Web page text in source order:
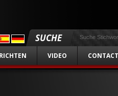
SUCHE
VIDEO CONTACT